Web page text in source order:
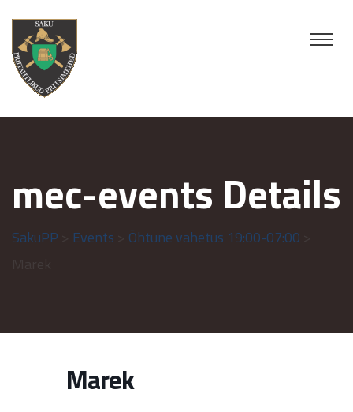
mec-events Details
SakuPP Events Õhtune vahetus 19:00-07:00
Marek